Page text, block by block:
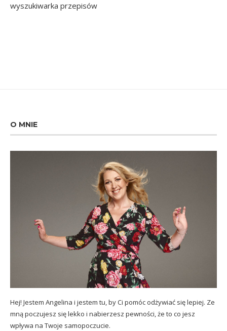
O MNIE
Hej! Jestem Angelina i jestem tu, by Ci pomóc odżywiać się lepiej. Ze
mną poczujesz się lekko i nabierzesz pewności, że to co jesz
wpływa na Twoje samopoczucie.